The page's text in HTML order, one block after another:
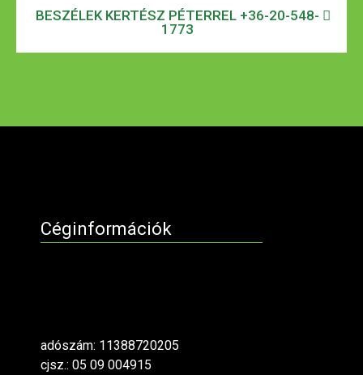
BESZÉLEK KERTÉSZ PÉTERREL +36-20-548-
1773
Céginformációk
adószám: 11388720205
cjsz.: 05 09 004915